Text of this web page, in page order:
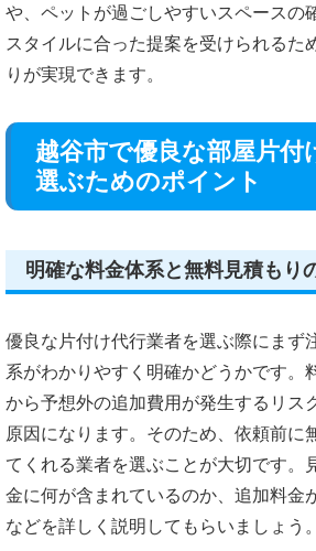
や、ペットが過ごしやすいスペースの
スタイルに合った提案を受けられるた
りが実現できます。
越谷市で優良な部屋片付
選ぶためのポイント
明確な料金体系と無料見積もり
優良な片付け代行業者を選ぶ際にまず
系がわかりやすく明確かどうかです。
から予想外の追加費用が発生するリス
原因になります。そのため、依頼前に
てくれる業者を選ぶことが大切です。
金に何が含まれているのか、追加料金
などを詳しく説明してもらいましょう。